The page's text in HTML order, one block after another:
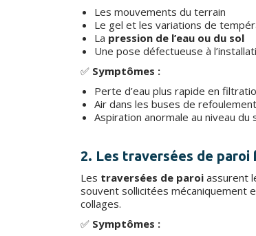
Les mouvements du terrain
Le gel et les variations de
La pression de l’eau ou du sol
Une pose défectueuse à
✅ Symptômes :
Perte d’eau plus rapide en
Air dans les buses de refoulement
Aspiration anormale au niveau du
2. Les traversées de paroi
Les traversées de paroi assurent
souvent sollicitées mécaniquement
collages.
✅ Symptômes :